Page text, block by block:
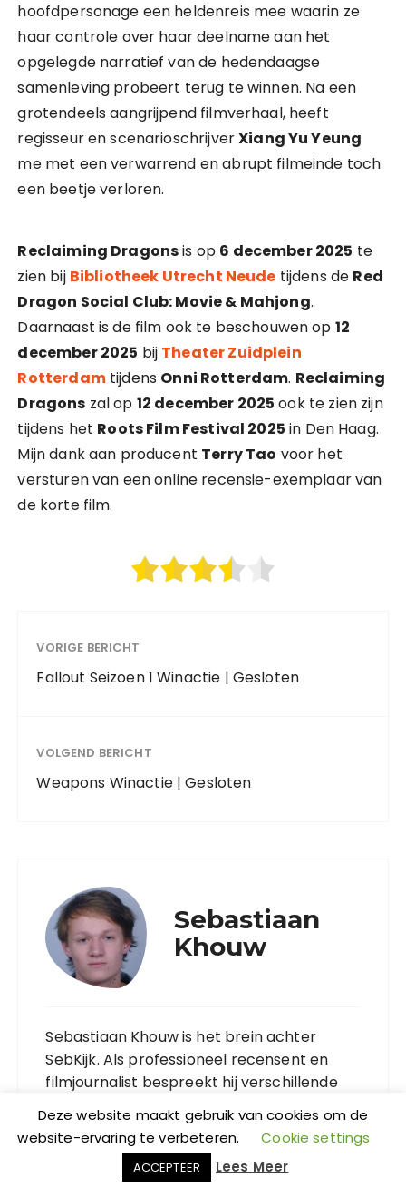
hoofdpersonage een heldenreis mee waarin ze
haar controle over haar deelname aan het
opgelegde narratief van de hedendaagse
samenleving probeert terug te winnen. Na een
grotendeels aangrijpend filmverhaal, heeft
regisseur en scenarioschrijverXiang Yu Yeung
me met een verwarrend en abrupt filmeinde toch
een beetje verloren.
Reclaiming Dragonsis op 6 december 2025 te
zien bij Bibliotheek Utrecht Neude tijdens de Red
Dragon Social Club: Movie & Mahjong.
Daarnaast is de film ook te beschouwen op 12
december 2025 bij Theater Zuidplein
Rotterdamtijdens Onni Rotterdam. Reclaiming
Dragons zal op 12 december 2025 ook te zien zijn
tijdens het Roots Film Festival 2025 in Den Haag.
Mijn dank aan producent Terry Tao voor het
versturen van een online recensie-exemplaar van
de korte film.
VORIGE BERICHT
Fallout Seizoen 1 Winactie | Gesloten
VOLGEND BERICHT
Weapons Winactie | Gesloten
Sebastiaan
Khouw
Sebastiaan Khouw is het brein achter
SebKijk. Als professioneel recensent en
filmjournalist bespreekt hij verschillende
vormen van entertainment, kunst en
cultuur.
Deze website maakt gebruik van cookies om de
website-ervaring te verbeteren.
Cookie settings
ACCEPTEER Lees Meer